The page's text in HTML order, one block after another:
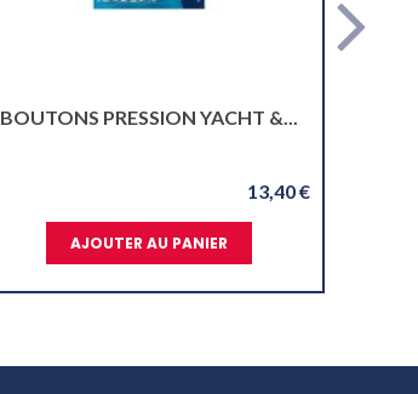
BOUTONS PRESSION YACHT &...
13,40 €
AJOUTER AU PANIER